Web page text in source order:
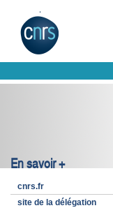
En savoir +
cnrs.fr
site de la délégation